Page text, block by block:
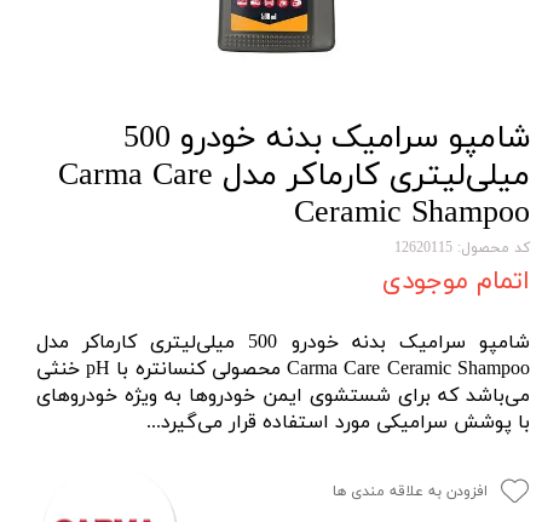
شامپو سرامیک بدنه خودرو 500
میلی‌لیتری کارماکر مدل Carma Care
Ceramic Shampoo
کد محصول: 12620115
اتمام موجودی
شامپو سرامیک بدنه خودرو 500 میلی‌لیتری کارماکر مدل
Carma Care Ceramic Shampoo محصولی کنسانتره با pH خنثی
می‌باشد که برای شستشوی ایمن خودروها به ویژه خودروهای
با پوشش سرامیکی مورد استفاده قرار می‌گیرد...
افزودن به علاقه مندی ها